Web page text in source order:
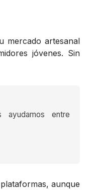
mercado artesanal
jóvenes. Sin
ayudamos entre
aunque